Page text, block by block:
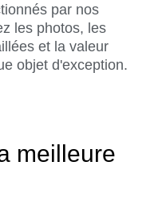
par nos
les photos, les
et la valeur
objet d'exception.
meilleure